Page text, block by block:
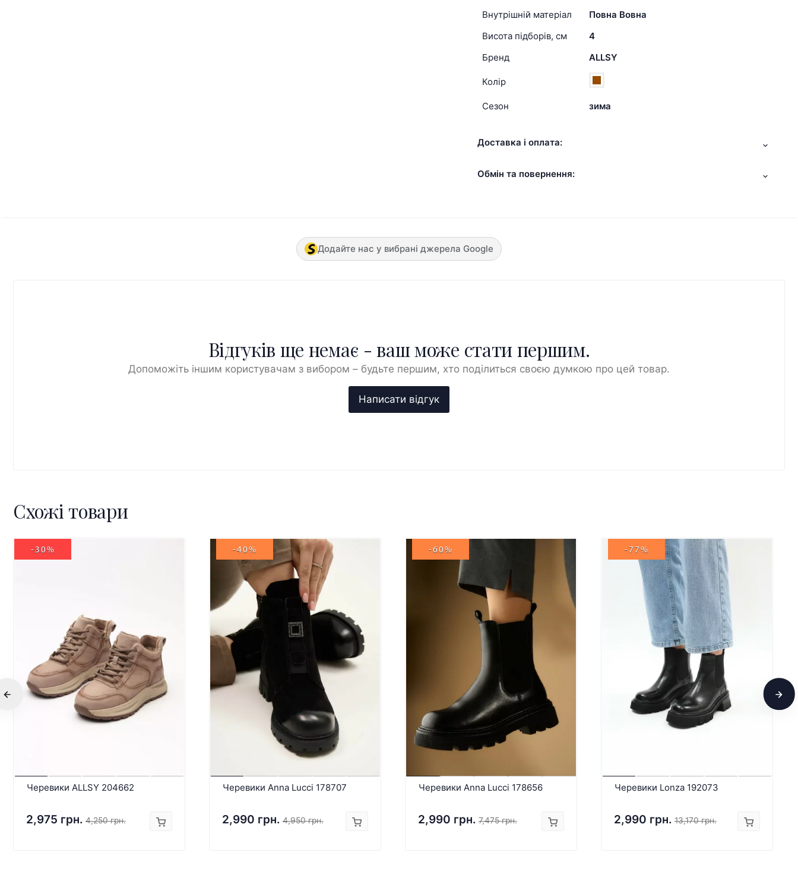
Внутрішній матеріал
Повна Вовна
Висота підборів, см
4
Бренд
ALLSY
Колір
Сезон зима
Доставка і оплата:
Обмін та повернення:
Додайте нас у вибрані джерела Google
Відгуків ще немає - ваш може стати першим.
Допоможіть іншим користувачам з вибором – будьте першим, хто поділиться своєю думкою про цей товар.
Схожі товари
-30%
Черевики ALLSY 204662
2,975 грн. 4,250 грн.
-40%
Черевики Anna Lucci 178707
2,990 грн. 4,950 грн.
-60%
Черевики Anna Lucci 178656
2,990 грн. 7,475 грн.
-77%
Черевики Lonza 192073
2,990 грн. 13,170 грн.